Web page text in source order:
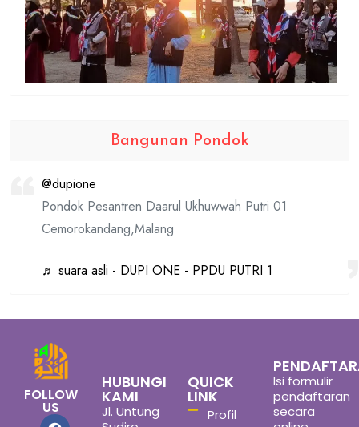
Bangunan Pondok
@dupione
Pondok Pesantren Daarul Ukhuwwah Putri 01
Cemorokandang,Malang
♬ suara asli - DUPI ONE - PPDU PUTRI 1
FOLLOW
US
HUBUNGI
KAMI
Jl. Untung
QUICK
LINK
Profil
Isi formulir
pendaftaran
secara